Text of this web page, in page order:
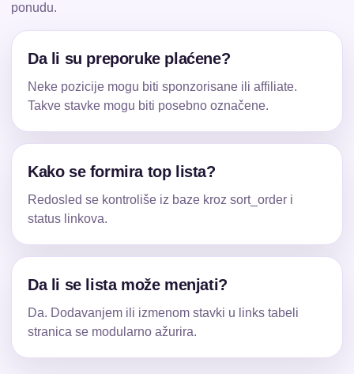
ponudu.
Da li su preporuke plaćene?
Neke pozicije mogu biti sponzorisane ili affiliate.
Takve stavke mogu biti posebno označene.
Kako se formira top lista?
Redosled se kontroliše iz baze kroz sort_order i
status linkova.
Da li se lista može menjati?
Da. Dodavanjem ili izmenom stavki u links tabeli
stranica se modularno ažurira.